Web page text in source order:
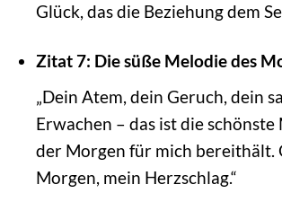
Glück, das die Beziehung dem
Zitat 7: Die süße Melodie des
„Dein Atem, dein Geruch, dein
Erwachen – das ist die schönste
der Morgen für mich bereithält.
Morgen, mein Herzschlag.“